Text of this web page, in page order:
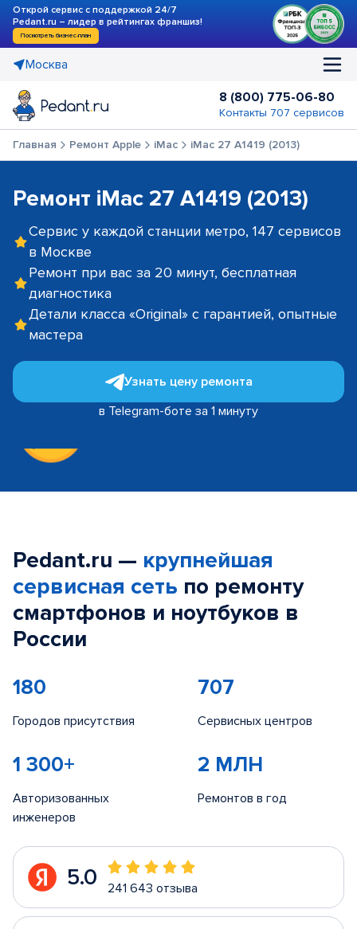
Открой сервис с поддержкой 24/7
Pedant.ru – лидер в рейтингах франшиз!
Посмотреть бизнес-план
Москва
8 (800) 775-06-80
Контакты 707 сервисов
Главная Ремонт Apple iMac iMac 27 A1419 (2013)
Ремонт iMac 27 A1419 (2013)
Сервис у каждой станции метро, 147 сервисов
в Москве
Ремонт при вас за 20 минут, бесплатная
диагностика
Детали класса «Original» с гарантией, опытные
мастера
Узнать цену ремонта
в Telegram-боте за 1 минуту
Pedant.ru — крупнейшая
сервисная сеть по ремонту
смартфонов и ноутбуков в
России
180
Городов присутствия
707
Сервисных центров
1 300+
Авторизованных
инженеров
2 МЛН
Ремонтов в год
5.0 241 643 отзыва